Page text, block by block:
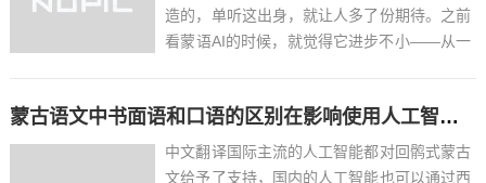
造的，单听这出身，就让人多了份期待。之前
看蒙语AI的时候，就觉得它进步不小——从一
说有进步，但跟成熟的AI大模型比，功能上还
是差点意思。...
蒙古语文中书面语和口语的区别在影响使用人工智能的体验[MNG&zh-CN]
中文翻译国际主流的人工智能都对回鹘式蒙古
文给予了支持，国内的人工智能也可以通过西